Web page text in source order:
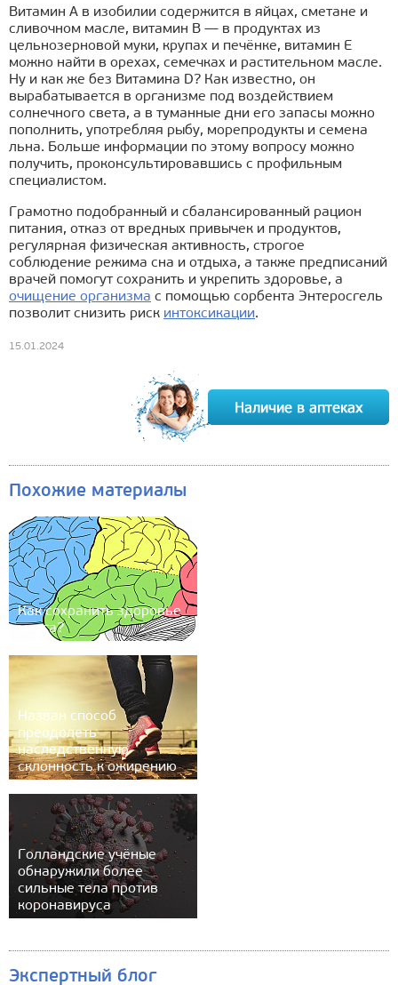
Витамин A в изобилии содержится в яйцах, сметане и
сливочном масле, витамин B — в продуктах из
цельнозерновой муки, крупах и печёнке, витамин E
можно найти в орехах, семечках и растительном масле.
Ну и как же без Витамина D? Как известно, он
вырабатывается в организме под воздействием
солнечного света, а в туманные дни его запасы можно
пополнить, употребляя рыбу, морепродукты и семена
льна. Больше информации по этому вопросу можно
получить, проконсультировавшись с профильным
специалистом.
Грамотно подобранный и сбалансированный рацион
питания, отказ от вредных привычек и продуктов,
регулярная физическая активность, строгое
соблюдение режима сна и отдыха, а также предписаний
врачей помогут сохранить и укрепить здоровье, а
очищение организма с помощью сорбента Энтеросгель
позволит снизить риск интоксикации.
15.01.2024
Похожие материалы
Как сохранить здоровье
мозга?
Назван способ
преодолеть
наследственную
склонность к ожирению
Голландские учёные
обнаружили более
сильные тела против
коронавируса
Экспертный блог